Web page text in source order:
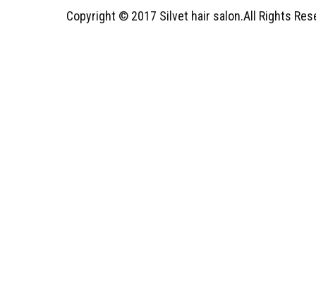
Copyright © 2017 Silvet hair salon.All Rights